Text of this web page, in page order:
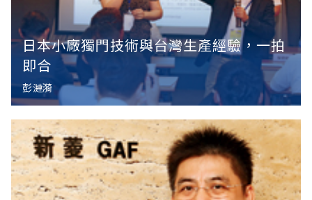
日本小廠獨門技術與台灣生產經驗，一拍
即合
彭漣漪